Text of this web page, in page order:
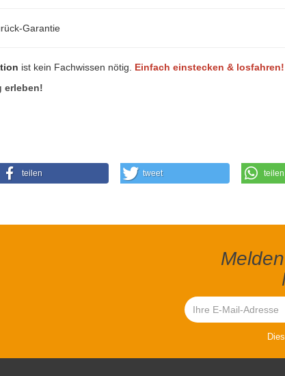
Garantie
ist kein Fachwissen nötig. Einfach einstecken & losfahren!
erleben!
teilen tweet teilen